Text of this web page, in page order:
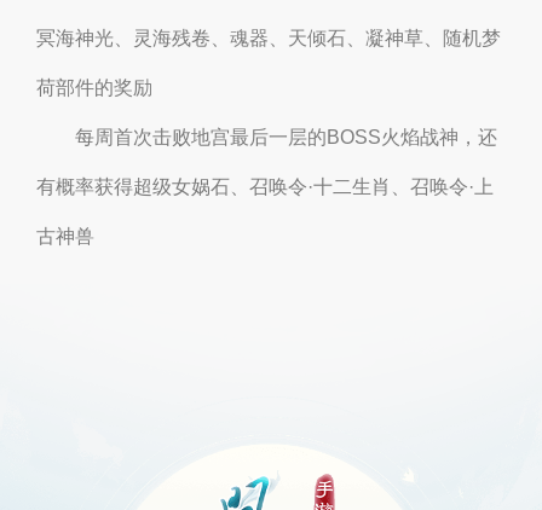
冥海神光、灵海残卷、魂器、天倾石、凝神草、随机梦
荷部件的奖励
每周首次击败地宫最后一层的BOSS火焰战神，还
有概率获得超级女娲石、召唤令·十二生肖、召唤令·上
古神兽